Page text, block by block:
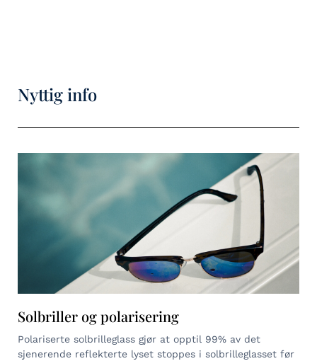
Nyttig info
Solbriller og polarisering
Polariserte solbrilleglass gjør at opptil 99% av det
sjenerende reflekterte lyset stoppes i solbrilleglasset før